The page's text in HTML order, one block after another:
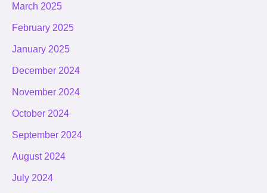
March 2025
February 2025
January 2025
December 2024
November 2024
October 2024
September 2024
August 2024
July 2024